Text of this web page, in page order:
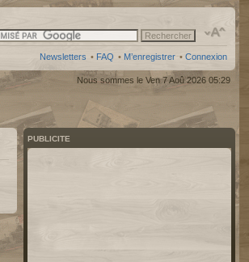
Newsletters • FAQ • M’enregistrer • Connexion
Nous sommes le Ven 7 Aoû 2026 05:29
PUBLICITE